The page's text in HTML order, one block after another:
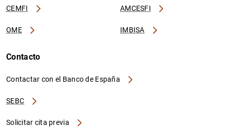
CEMFI AMCESFI
OME IMBISA
Contacto
Contactar con el Banco de España
SEBC
Solicitar cita previa